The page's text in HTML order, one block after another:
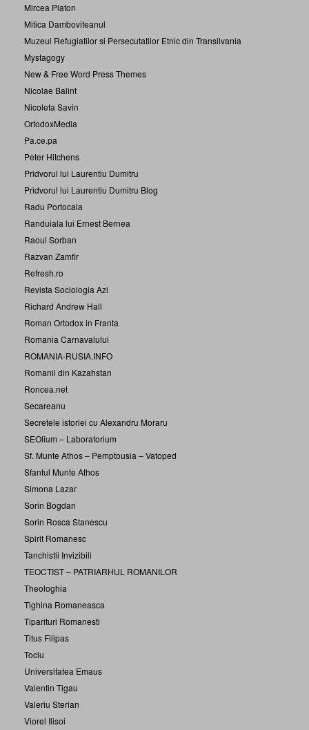
Mircea Platon
Mitica Damboviteanul
Muzeul Refugiatilor si Persecutatilor Etnic din Transilvania
Mystagogy
New & Free Word Press Themes
Nicolae Balint
Nicoleta Savin
OrtodoxMedia
Pa.ce.pa
Peter Hitchens
Pridvorul lui Laurentiu Dumitru
Pridvorul lui Laurentiu Dumitru Blog
Radu Portocala
Randuiala lui Ernest Bernea
Raoul Sorban
Razvan Zamfir
Refresh.ro
Revista Sociologia Azi
Richard Andrew Hall
Roman Ortodox in Franta
Romania Carnavalului
ROMANIA-RUSIA.INFO
Romanii din Kazahstan
Roncea.net
Secareanu
Secretele istoriei cu Alexandru Moraru
SEOlium – Laboratorium
Sf. Munte Athos – Pemptousia – Vatoped
Sfantul Munte Athos
Simona Lazar
Sorin Bogdan
Sorin Rosca Stanescu
Spirit Romanesc
Tanchistii Invizibili
TEOCTIST – PATRIARHUL ROMANILOR
Theologhia
Tighina Romaneasca
Tiparituri Romanesti
Titus Filipas
Tociu
Universitatea Emaus
Valentin Tigau
Valeriu Sterian
Viorel Ilisoi